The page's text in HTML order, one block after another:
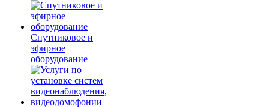
Спутниковое и
эфирное
оборудование